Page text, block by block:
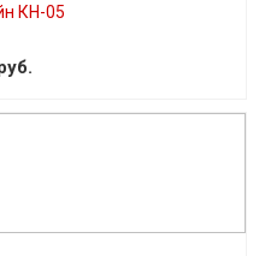
КН-05